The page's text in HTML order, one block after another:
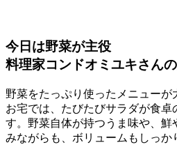
今日は野菜が主役
料理家コンドオミユキさん
野菜をたっぷり使ったメニュー
お宅では、たびたびサラダが食
す。野菜自体が持つうま味や、鮮
みながらも、ボリュームもしっか